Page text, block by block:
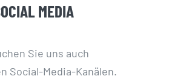
MEDIA
Sie uns auch
Social-Media-Kanälen.